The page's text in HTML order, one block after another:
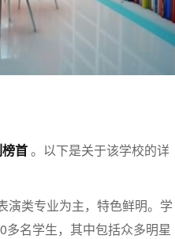
首。以下是关于该学校的详
演类专业为主，特色鲜明。学
名学生，其中包括众多明星